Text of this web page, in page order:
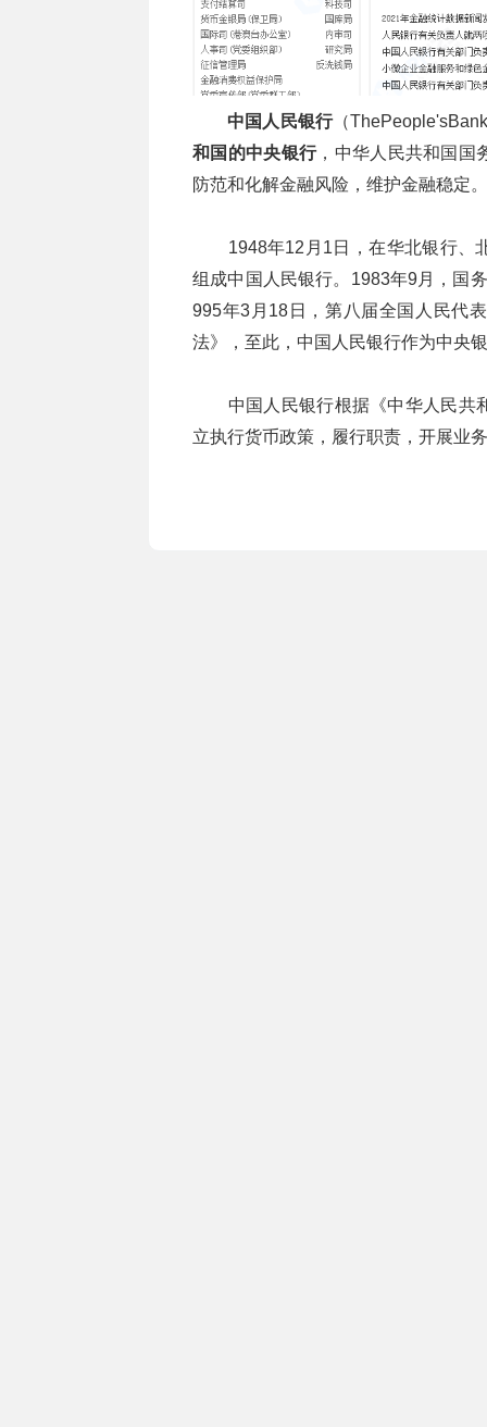
中国人民银行（
和国的中央银行，中华人民共和国国
防范和化解金融风险，维护金融稳定。
1948年12月1日，在华北银行、北
组成中国人民银行。1983年9月，国
995年3月18日，第八届全国人民代
法》，至此，中国人民银行作为中央
中国人民银行根据《中华人民共
立执行货币政策，履行职责，开展业